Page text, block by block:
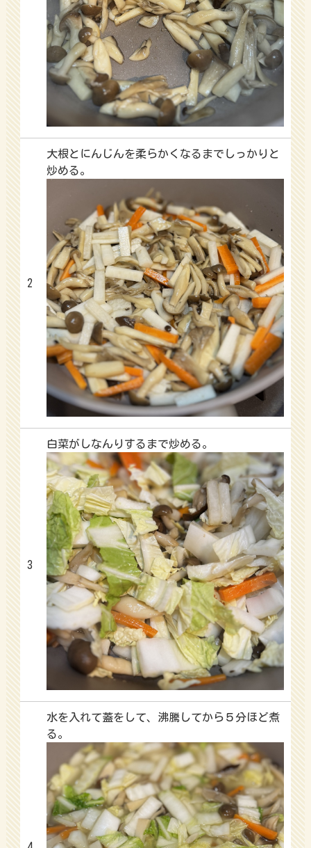
2
大根とにんじんを柔らかくなるまでしっかりと
炒める。
3
白菜がしなんりするまで炒める。
水を入れて蓋をして、沸騰してから５分ほど煮
る。